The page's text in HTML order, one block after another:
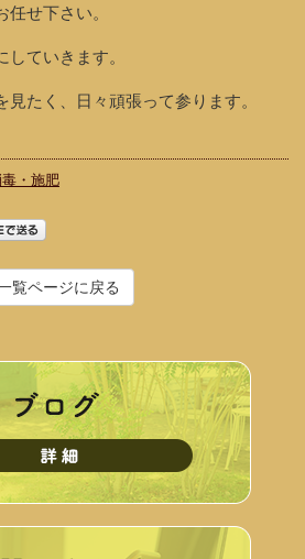
せ下さい。
ていきます。
たく、日々頑張って参ります。
・施肥
覧ページに戻る